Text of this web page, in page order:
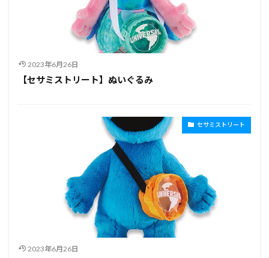
2023年6月26日
【セサミストリート】ぬいぐるみ
セサミストリート
2023年6月26日